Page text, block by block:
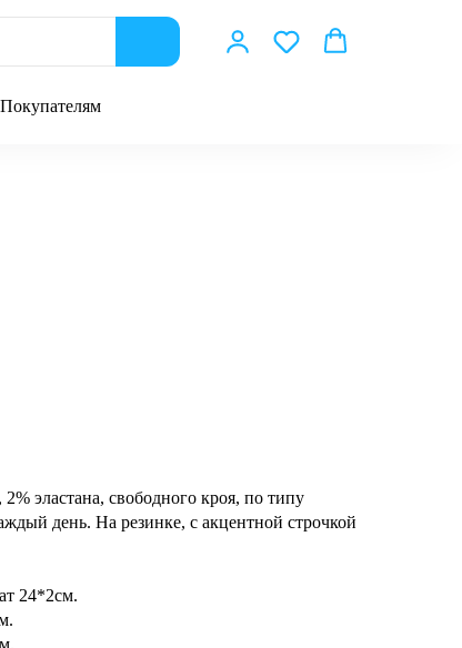
Покупателям
эластана, свободного кроя, по типу
день. На резинке, с акцентной строчкой
24*2см.